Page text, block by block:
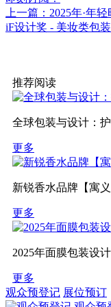
上一篇：2025年·年
iF设计奖 - 美妆类包
推荐阅读
全球包装与设计：
更多
新锐香水品牌【寓
更多
2025年面膜包装设
更多
观众预登记 展位预订